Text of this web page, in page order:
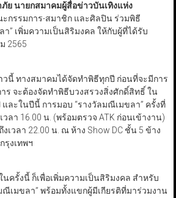
ย นายกสมาคมผู้สื่อข่าวบันเทิงแห่ง
กรรมการ-สมาชิก และศิลปิน ร่วมพิธี
า” เพิ่มความเป็นสิริมงคล ให้กับผู้ที่ได้รับ
2565
วนี้ ทางสมาคมได้จัดทำพิธีทุกปี ก่อนที่จะมีการ
ร จะต้องจัดทำพิธีบวงสรวงสิ่งศักดิ์สิทธิ์ ใน
ละในปีนี้ การมอบ “รางวัลมณีเมขลา” ครั้งที่
วลา 16.00 น. (พร้อมตรวจ ATK ก่อนเข้างาน)
เวลา 22.00 น. ณ ห้าง Show DC ชั้น 5 ข้าง
รุงเทพฯ
ครั้งนี้ ก็เพื่อเพิ่มความเป็นสิริมงคล สำหรับ
เมขลา” พร้อมทั้งแขกผู้มีเกียรติที่มาร่วมงาน